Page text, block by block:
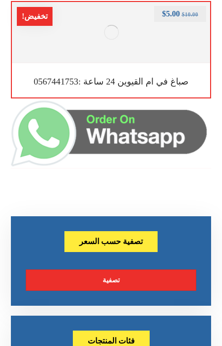
تخفيض!
صباغ في ام القيوين 24 ساعة :0567441753
$10.00
$5.00
تصفية حسب السعر
تصفية
فئات المنتجات